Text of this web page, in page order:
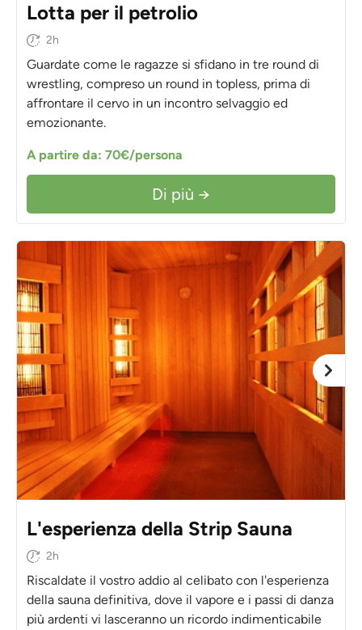
Lotta per il petrolio
2h
Guardate come le ragazze si sfidano in tre round di
wrestling, compreso un round in topless, prima di
affrontare il cervo in un incontro selvaggio ed
emozionante.
A partire da: 70€/persona
Di più →
L'esperienza della Strip Sauna
2h
Riscaldate il vostro addio al celibato con l'esperienza
della sauna definitiva, dove il vapore e i passi di danza
più ardenti vi lasceranno un ricordo indimenticabile